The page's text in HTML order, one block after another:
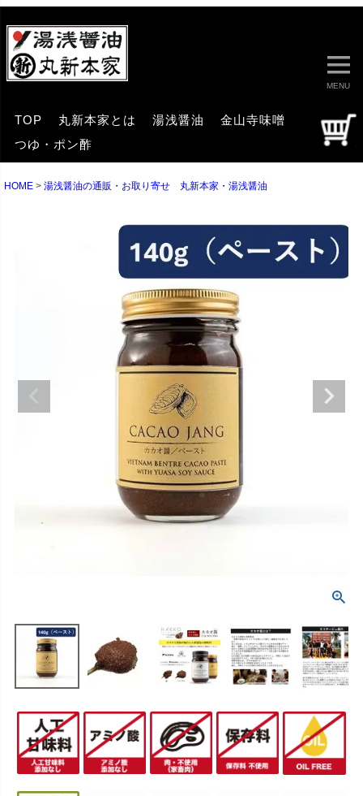
MENU
TOP 丸新本家とは 湯浅醤油
金山寺味噌
つゆ・ポン酢
HOME 湯浅醤油の通販・お取り寄せ 丸新本家・湯浅醤油